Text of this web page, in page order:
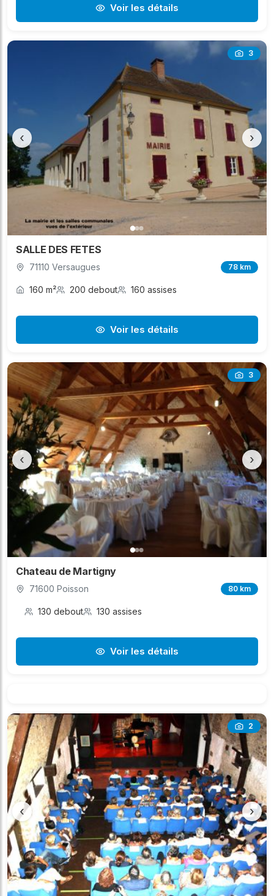
Voir les détails
3
‹ ›
SALLE DES FETES
71110 Versaugues 78 km
160 m² 200 debout 160 assises
Voir les détails
3
‹ ›
Chateau de Martigny
71600 Poisson 80 km
130 debout 130 assises
Voir les détails
2
‹ ›